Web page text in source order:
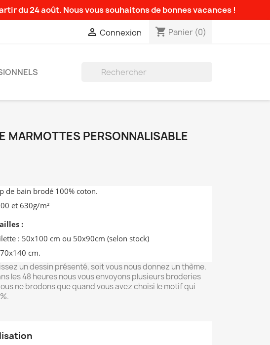
du 24 août. Nous vous souhaitons de bonnes vacances !
 Connexion shopping_cart Panier (0)
MARMOTTES PERSONNALISABLE
de bain brodé 100% coton.
et 630g/m²
:
: 50x100 cm ou 50x90cm (selon stock)
cm.
un dessin présenté, soit vous nous donnez un thème.
les 48 heures nous vous envoyons plusieurs broderies
ne brodons que quand vous avez choisi le motif qui